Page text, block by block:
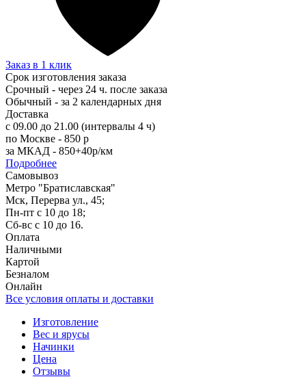
Заказ в 1 клик
Срок изготовления заказа
Срочный - через 24 ч. после заказа
Обычный - за 2 календарных дня
Доставка
с 09.00 до 21.00 (интервалы 4 ч)
по Москве - 850 р
за МКАД - 850+40р/км
Подробнее
Самовывоз
Метро "Братиславская"
Мск, Перерва ул., 45;
Пн-пт с 10 до 18;
Сб-вс с 10 до 16.
Оплата
Наличными
Картой
Безналом
Онлайн
Все условия оплаты и доставки
Изготовление
Вес и ярусы
Начинки
Цена
Отзывы